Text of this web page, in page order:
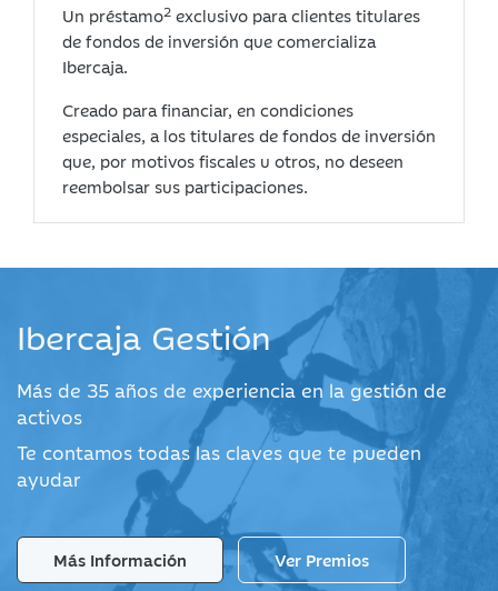
Un préstamo2 exclusivo para clientes titulares
de fondos de inversión que comercializa
Ibercaja.
Creado para financiar, en condiciones
especiales, a los titulares de fondos de inversión
que, por motivos fiscales u otros, no deseen
reembolsar sus participaciones.
Ibercaja Gestión
Más de 35 años de experiencia en la gestión de
activos
Te contamos todas las claves que te pueden
ayudar
Más Información Ver Premios